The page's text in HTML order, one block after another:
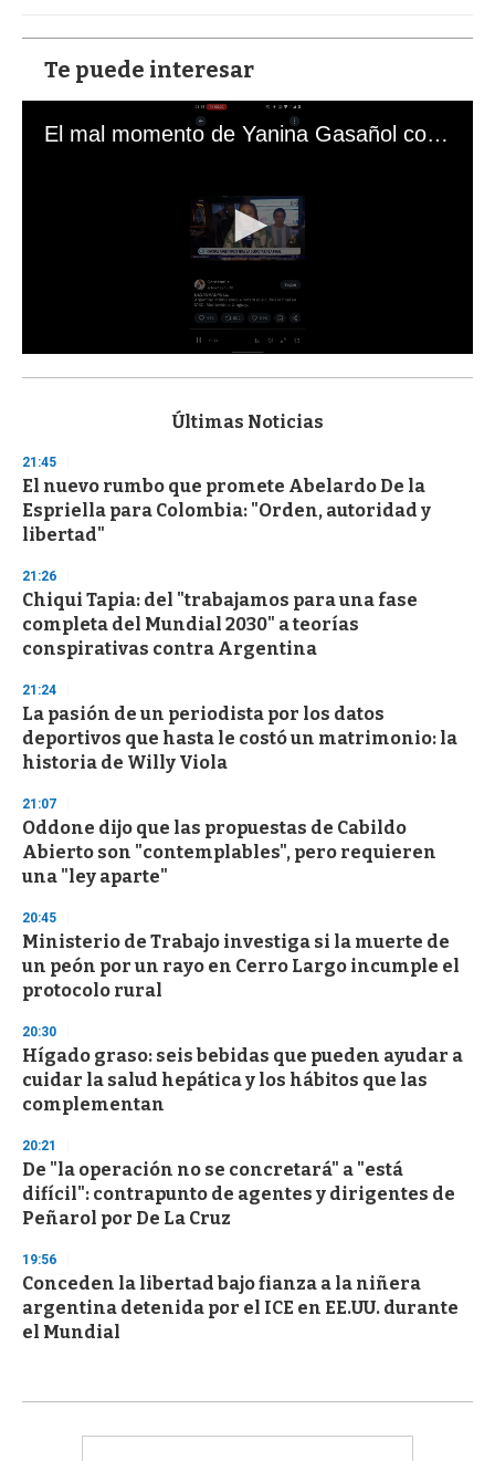
Te puede interesar
El mal momento de Yanina Gasañol con un hincha argentino en "Subrayado"
s
d
s
o
f
3
s
e
c
o
n
Últimas Noticias
21:45
El nuevo rumbo que promete Abelardo De la
Espriella para Colombia: "Orden, autoridad y
libertad"
21:26
Chiqui Tapia: del "trabajamos para una fase
completa del Mundial 2030" a teorías
conspirativas contra Argentina
21:24
La pasión de un periodista por los datos
deportivos que hasta le costó un matrimonio: la
historia de Willy Viola
21:07
Oddone dijo que las propuestas de Cabildo
Abierto son "contemplables", pero requieren
una "ley aparte"
20:45
Ministerio de Trabajo investiga si la muerte de
un peón por un rayo en Cerro Largo incumple el
protocolo rural
20:30
Hígado graso: seis bebidas que pueden ayudar a
cuidar la salud hepática y los hábitos que las
complementan
20:21
De "la operación no se concretará" a "está
difícil": contrapunto de agentes y dirigentes de
Peñarol por De La Cruz
19:56
Conceden la libertad bajo fianza a la niñera
argentina detenida por el ICE en EE.UU. durante
el Mundial